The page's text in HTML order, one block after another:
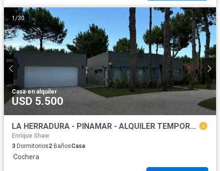
1 /30
Casa·en alquiler
USD 5.500
LA HERRADURA - PINAMAR - ALQUILER TEMPORADA 2025/2026
Enrique Shaw
3 Dormitorios2 BañosCasa
·Cochera